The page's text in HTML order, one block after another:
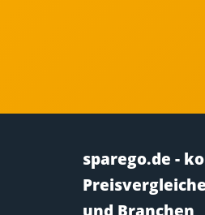
sparego.de -
und Branchen